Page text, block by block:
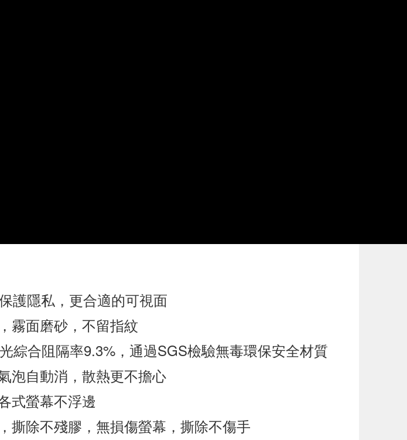
護隱私，更合適的可視面
霧面磨砂，不留指紋
綜合阻隔率9.3%，通過SGS檢驗無毒環保安全材質
泡自動消，散熱更不擔心
式螢幕不浮邊
撕除不殘膠，無損傷螢幕，撕除不傷手